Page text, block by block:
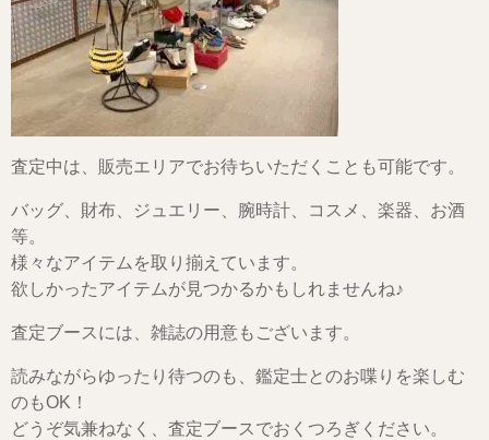
査定中は、販売エリアでお待ちいただくことも可能です。
バッグ、財布、ジュエリー、腕時計、コスメ、楽器、お酒
等。
様々なアイテムを取り揃えています。
欲しかったアイテムが見つかるかもしれませんね♪
査定ブースには、雑誌の用意もございます。
読みながらゆったり待つのも、鑑定士とのお喋りを楽しむ
のもOK！
どうぞ気兼ねなく、査定ブースでおくつろぎください。